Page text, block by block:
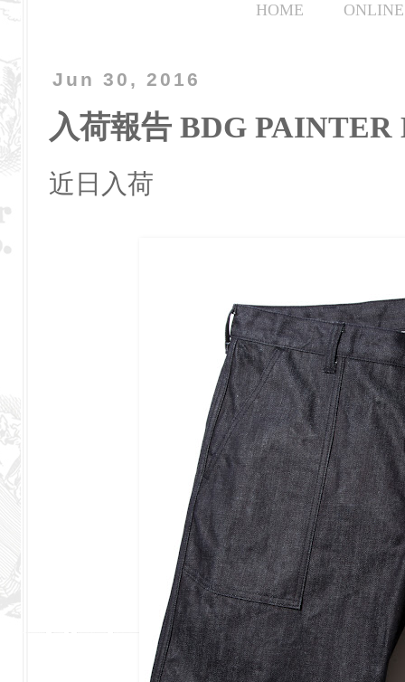
HOME
Jun 30, 2016
入荷報告 BDG
近日入荷